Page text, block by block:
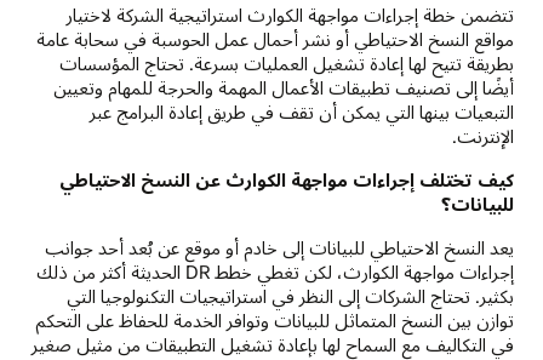
تتضمن خطة إجراءات مواجهة الكوارث استراتيجية الشركة لاختيار
مواقع النسخ الاحتياطي أو نشر أحمال عمل الحوسبة في سحابة عامة
بطريقة تتيح لها إعادة تشغيل العمليات بسرعة. تحتاج المؤسسات
أيضًا إلى تصنيف تطبيقات الأعمال المهمة والحرجة للمهام وتعيين
التبعيات بينها التي يمكن أن تقف في طريق إعادة البرامج عبر
الإنترنت.
كيف تختلف إجراءات مواجهة الكوارث عن النسخ الاحتياطي
للبيانات؟
يعد النسخ الاحتياطي للبيانات إلى خادم أو موقع عن بُعد أحد جوانب
إجراءات مواجهة الكوارث، لكن تغطي خطط DR الحديثة أكثر من ذلك
بكثير. تحتاج الشركات إلى النظر في استراتيجيات التكنولوجيا التي
توازن بين النسخ المتماثل للبيانات وتوافر الخدمة للحفاظ على التحكم
في التكاليف مع السماح لها بإعادة تشغيل التطبيقات من مثيل صغير